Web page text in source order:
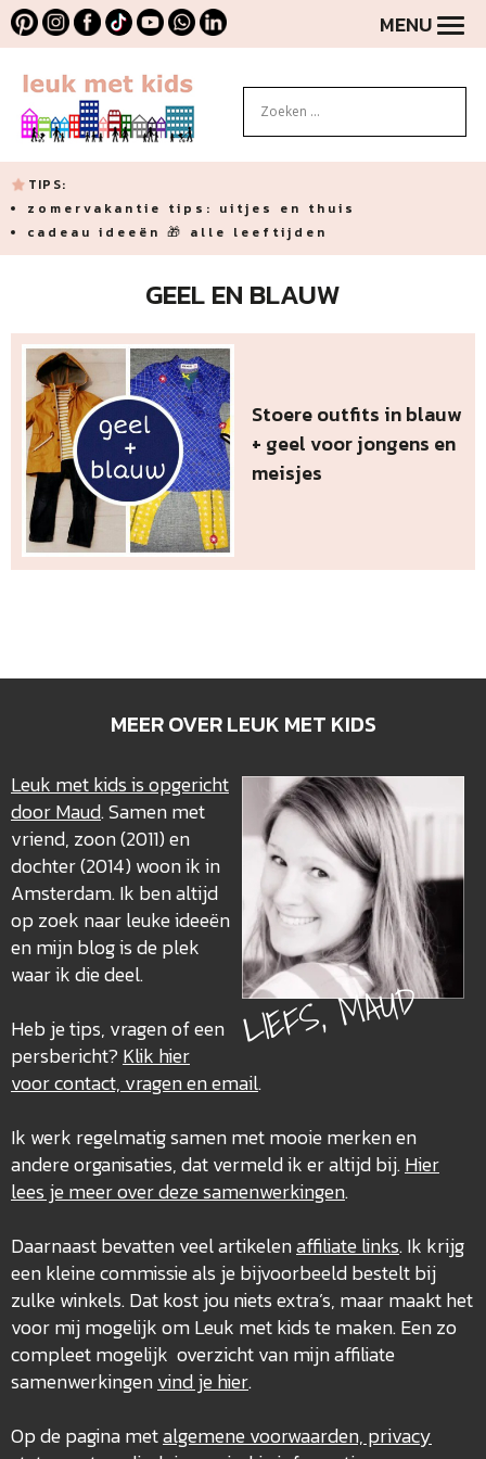
MENU
TIPS:
zomervakantie tips: uitjes en thuis
cadeau ideeën 🎁 alle leeftijden
GEEL EN BLAUW
Stoere outfits in blauw
+ geel voor jongens en
meisjes
MEER OVER LEUK MET KIDS
LIEFS, MAUD
Leuk met kids is opgericht
door Maud. Samen met
vriend, zoon (2011) en
dochter (2014) woon ik in
Amsterdam. Ik ben altijd
op zoek naar leuke ideeën
en mijn blog is de plek
waar ik die deel.
Heb je tips, vragen of een
persbericht? Klik hier
voor contact, vragen en email.
Ik werk regelmatig samen met mooie merken en
andere organisaties, dat vermeld ik er altijd bij.Hier
lees je meer over dezesamenwerkingen.
Daarnaast bevatten veel artikelenaffiliate links. Ik krijg
een kleine commissie als je bijvoorbeeld bestelt bij
zulke winkels. Dat kost jou niets extra’s, maar maakt het
voor mij mogelijk om Leuk met kids te maken. Een zo
compleet mogelijk overzicht van mijn affiliate
samenwerkingenvind je hier.
Op de pagina metalgemene voorwaarden, privacy